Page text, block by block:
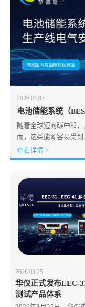
2026.07.07
电池储能系统（
随着全球迈向碳中和
而，这类能源容易受到
查看详情 >
2026.03.25
华仪正式发布EEC-
测试产品体系